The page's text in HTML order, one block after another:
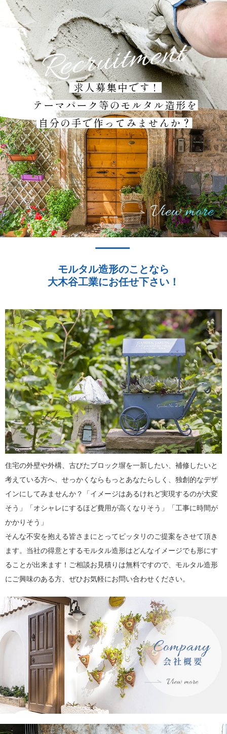
モルタル造形のことなら
大木谷工業にお任せ下さい！
住宅の外壁や外構、古びたブロック塀を一新したい、補修したいと
考えている方へ、せっかくならもっとあなたらしく、独創的なデザ
インにしてみませんか？「イメージはあるけれど実現するのが大変
そう」「オシャレにするほど費用が高くなりそう」「工事に時間が
かかりそう」
そんな不安を抱える皆さまにとってピッタリのご提案をさせて頂き
ます。当社の得意とするモルタル造形はどんなイメージでも形にす
ることが出来ます！ご相談お見積りは無料ですので、モルタル造形
にご興味のある方、ぜひお気軽にお問い合わせください。